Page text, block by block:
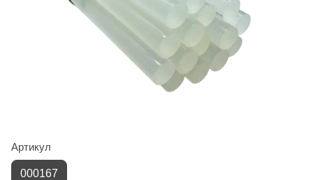
Артикул
000167